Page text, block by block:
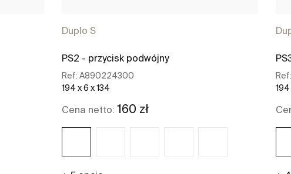
Duplo S
PS2 - przycisk podwójny
Ref: A890224300
194 x 6 x 134
Cena netto: 160 zł
Ref:
194